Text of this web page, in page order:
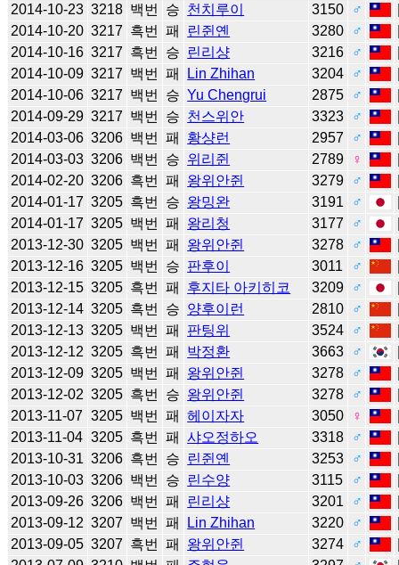
2014-10-23 3218 백번 승 천치루이 3150 ♂
2014-10-20 3217 흑번 패 린쥔옌 3280 ♂
2014-10-16 3217 흑번 승 린리샹 3216 ♂
2014-10-09 3217 백번 패 Lin Zhihan 3204 ♂
2014-10-06 3217 백번 승 Yu Chengrui 2875 ♂
2014-09-29 3217 백번 승 천스위안 3323 ♂
2014-03-06 3206 백번 패 황샹런 2957 ♂
2014-03-03 3206 백번 승 위리쥔 2789 ♀
2014-02-20 3206 흑번 패 왕위안쥔 3279 ♂
2014-01-17 3205 흑번 승 왕밍완 3191 ♂
2014-01-17 3205 백번 패 왕리청 3177 ♂
2013-12-30 3205 백번 패 왕위안쥔 3278 ♂
2013-12-16 3205 백번 승 판후이 3011 ♂
2013-12-15 3205 흑번 패 후지타 아키히코 3209 ♂
2013-12-14 3205 흑번 승 양후이런 2810 ♂
2013-12-13 3205 백번 패 판팅위 3524 ♂
2013-12-12 3205 흑번 패 박정환 3663 ♂
2013-12-09 3205 백번 패 왕위안쥔 3278 ♂
2013-12-02 3205 흑번 승 왕위안쥔 3278 ♂
2013-11-07 3205 백번 패 헤이자자 3050 ♀
2013-11-04 3205 흑번 패 샤오정하오 3318 ♂
2013-10-31 3206 흑번 승 린쥔옌 3253 ♂
2013-10-03 3206 백번 승 린수양 3115 ♂
2013-09-26 3206 백번 패 린리샹 3201 ♂
2013-09-12 3207 백번 패 Lin Zhihan 3220 ♂
2013-09-05 3207 흑번 패 왕위안쥔 3274 ♂